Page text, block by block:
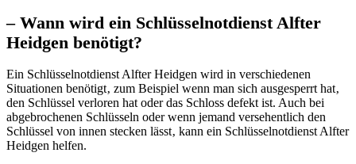
– Wann wird ein Schlüsselnotdienst Alfter
Heidgen benötigt?​
Ein Schlüsselnotdienst Alfter Heidgen wird in verschiedenen
Situationen benötigt‚ zum Beispiel wenn man sich ausgesperrt hat‚
den Schlüssel verloren hat oder das Schloss defekt ist.​ Auch bei
abgebrochenen Schlüsseln oder wenn jemand versehentlich den
Schlüssel von innen stecken lässt‚ kann ein Schlüsselnotdienst Alfter
Heidgen helfen.​